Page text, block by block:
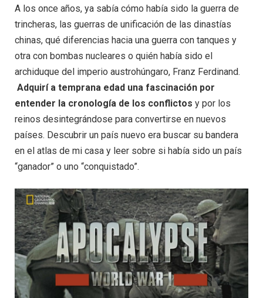
A los once años, ya sabía cómo había sido la guerra de
trincheras, las guerras de unificación de las dinastías
chinas, qué diferencias hacia una guerra con tanques y
otra con bombas nucleares o quién había sido el
archiduque del imperio austrohúngaro, Franz Ferdinand.
Adquirí a temprana edad una fascinación por
entender la cronología de los conflictos y por los
reinos desintegrándose para convertirse en nuevos
países. Descubrir un país nuevo era buscar su bandera
en el atlas de mi casa y leer sobre si había sido un país
“ganador” o uno “conquistado”.